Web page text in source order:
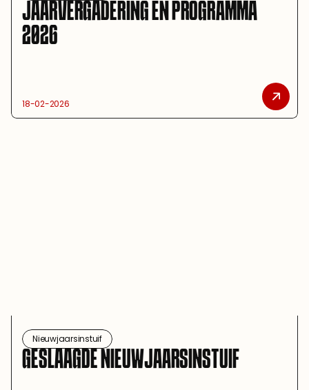
JAARVERGADERING EN PROGRAMMA
2026
18-02-2026
Nieuwjaarsinstuif
GESLAAGDE NIEUWJAARSINSTUIF